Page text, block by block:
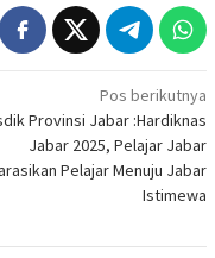
Pos berikutnya
Provinsi Jabar :Hardiknas
Jabar 2025, Pelajar Jabar
Pelajar Menuju Jabar
Istimewa